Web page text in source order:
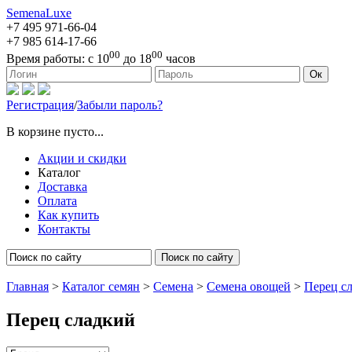
SemenaLuxe
+7 495 971-66-04
+7 985 614-17-66
Время работы: с 1000 до 1800 часов
127473, г. Москва, ул. Краснопролетарская, д. 16, стр. 1 Ок
Регистрация/Забыли пароль?
В корзине пусто...
Акции и скидки
Каталог
Доставка
Оплата
Как купить
Контакты
Поиск по сайту
Главная > Каталог семян > Семена > Семена овощей > Перец
Перец сладкий